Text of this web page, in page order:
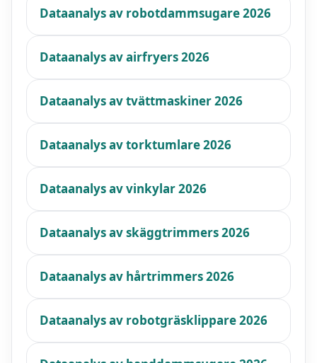
Dataanalys av robotdammsugare 2026
Dataanalys av airfryers 2026
Dataanalys av tvättmaskiner 2026
Dataanalys av torktumlare 2026
Dataanalys av vinkylar 2026
Dataanalys av skäggtrimmers 2026
Dataanalys av hårtrimmers 2026
Dataanalys av robotgräsklippare 2026